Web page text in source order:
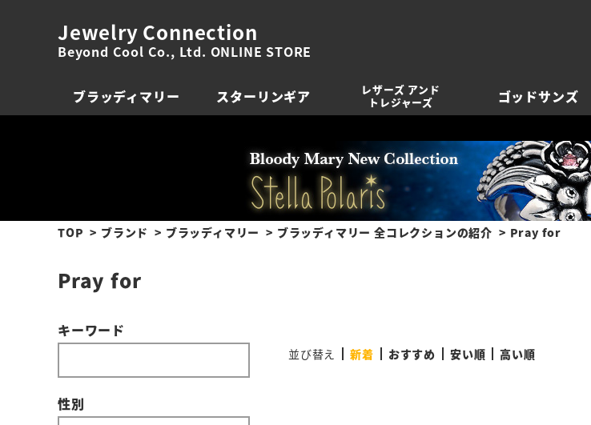
Jewelry Connection
Beyond Cool Co., Ltd. ONLINE STORE
ブラッディマリー スターリンギア
レザーズ アンド
トレジャーズ
ゴッドサンズ
TOP ブランド ブラッディマリー ブラッディマリー 全コレクションの紹介 Pray for
Pray for
キーワード
性別
並び替え 新着 おすすめ 安い順 高い順